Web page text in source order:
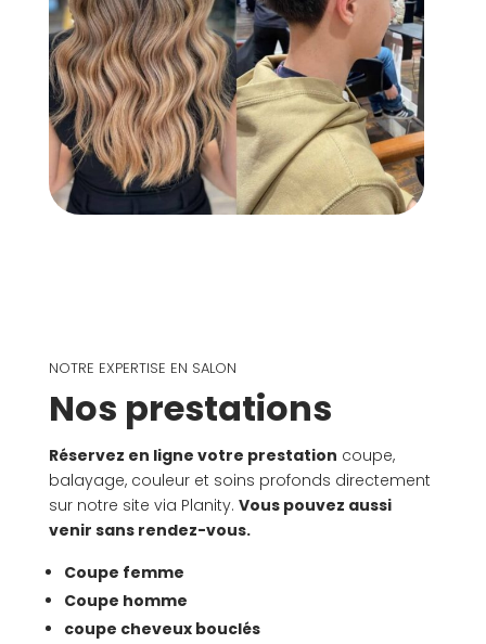
NOTRE EXPERTISE EN SALON
Nos prestations
Réservez en ligne votre prestation coupe,
balayage, couleur et soins profonds directement
sur notre site via Planity. Vous pouvez aussi
venir sans rendez-vous.
Coupe femme
Coupe homme
coupe cheveux bouclés